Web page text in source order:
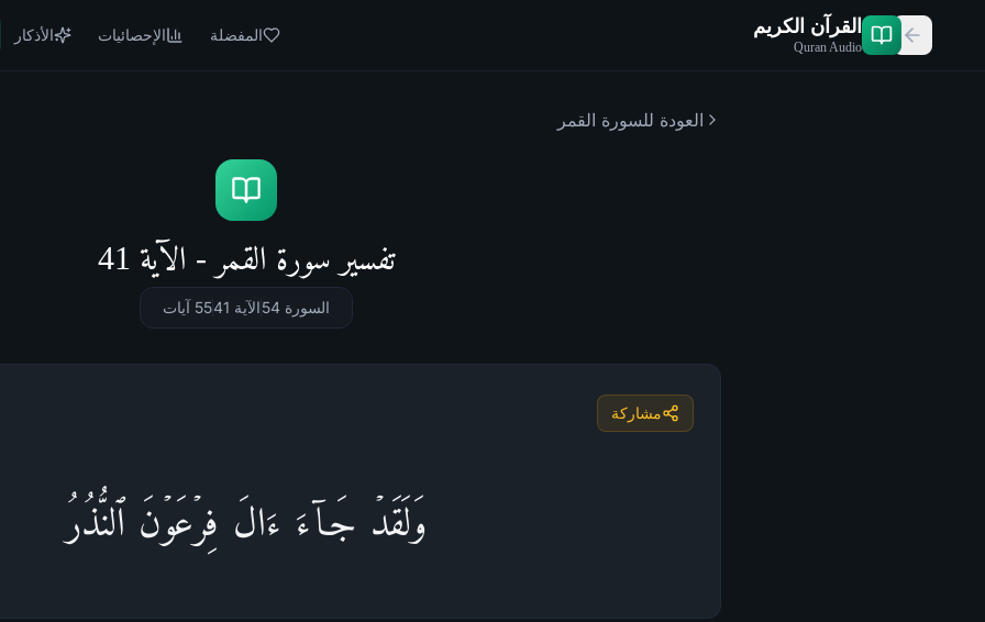
القرآن الكريم
Quran Audio
المفضلة الإحصائيات الأذكار
العودة للسورة القمر
تفسير سورة القمر - الآية 41
السورة 54 الآية 41 55 آيات
مشاركة
وَلَقَدۡ جَاۤءَ ءَالَ فِرۡعَوۡنَ ٱلنُّذُرُ